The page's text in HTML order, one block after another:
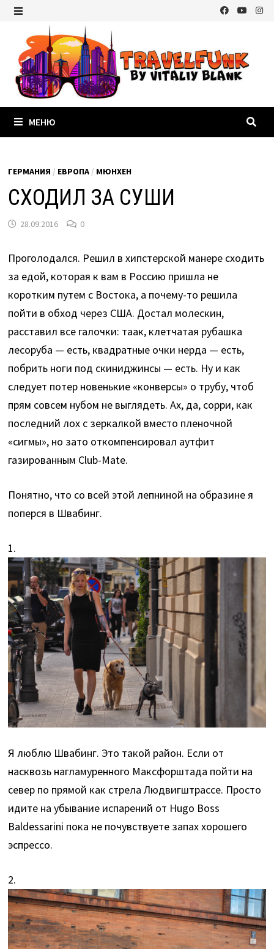
Перейти
содержимому
МЕНЮ
ГЕРМАНИЯ / ЕВРОПА / МЮНХЕН
СХОДИЛ ЗА СУШИ
28.09.2016 0
Проголодался. Решил в хипстерской манере сходить
за едой, которая к вам в Россию пришла не
коротким путем с Востока, а почему-то решила
пойти в обход через США. Достал молескин,
расставил все галочки: таак, клетчатая рубашка
лесоруба — есть, квадратные очки нерда — есть,
побрить ноги под скиниджинсы — есть. Ну и как
следует потер новенькие «конверсы» о трубу, чтоб
прям совсем нубом не выглядеть. Ах, да, сорри, как
последний лох с зеркалкой вместо пленочной
«сигмы», но зато откомпенсировал аутфит
газированным Club-Mate.
Понятно, что со всей этой лепниной на образине я
поперся в Швабинг.
1.
Я люблю Швабинг. Это такой район. Если от
насквозь нагламуренного Максфорштада пойти на
север по прямой как стрела Людвигштрассе. Просто
идите на убывание испарений от Hugo Boss
Baldessarini пока не почувствуете запах хорошего
эспрессо.
2.